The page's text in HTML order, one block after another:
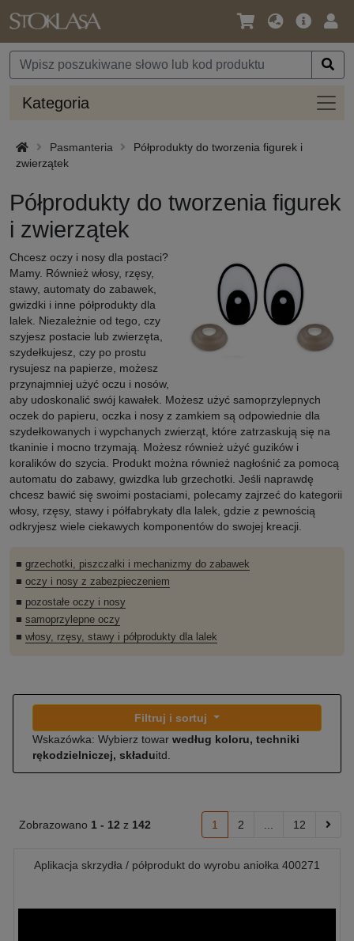
Język
Waluta
Oferta
Kategoria
Pasmanteria
Półprodukty do tworzenia figurek i
zwierzątek
Półprodukty do tworzenia figurek
i zwierzątek
Chcesz oczy i nosy dla postaci?
Mamy. Również włosy, rzęsy,
stawy, automaty do zabawek,
gwizdki i inne półprodukty dla
lalek. Niezależnie od tego, czy
szyjesz postacie lub zwierzęta,
szydełkujesz, czy po prostu
rysujesz na papierze, możesz
przynajmniej użyć oczu i nosów,
aby udoskonalić swój kawałek. Możesz użyć samoprzylepnych
oczek do papieru, oczka i nosy z zamkiem są odpowiednie dla
szydełkowanych i wypchanych zwierząt, które zatrzaskują się na
tkaninie i mocno trzymają. Możesz również użyć guzików i
koralików do szycia. Produkt można również nagłośnić za pomocą
automatu do zabawy, gwizdka lub grzechotki. Jeśli naprawdę
chcesz bawić się swoimi postaciami, polecamy zajrzeć do kategorii
włosy, rzęsy, stawy i półfabrykaty dla lalek, gdzie z pewnością
odkryjesz wiele ciekawych komponentów do swojej kreacji.
■ grzechotki, piszczałki i mechanizmy do zabawek
■ oczy i nosy z zabezpieczeniem
■ pozostałe oczy i nosy
■ samoprzylepne oczy
■ włosy, rzęsy, stawy i półprodukty dla lalek
Filtruj i sortuj
Wskazówka: Wybierz towar według koloru, techniki
rękodzielniczej, składuitd.
Zobrazowano 1 - 12 z 142 1 2 12
Aplikacja skrzydła / półprodukt do wyrobu aniołka 400271